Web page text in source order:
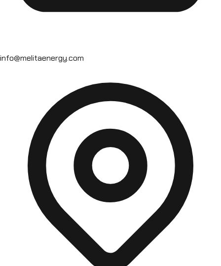
info@melitaenergy.com